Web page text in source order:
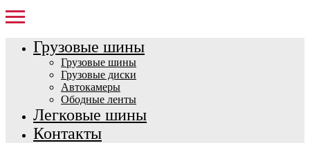
Грузовые шины
Грузовые шины
Грузовые диски
Автокамеры
Ободные ленты
Легковые шины
Контакты